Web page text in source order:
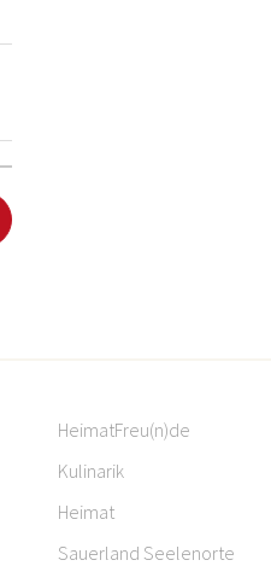
HeimatFreu(n)de
Kulinarik
Heimat
Sauerland Seelenorte